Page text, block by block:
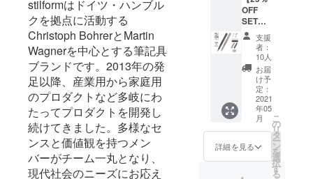
stilformはドイツ・ハンブル
クを拠点に活動する
Christoph BohrerとMartin
Wagnerを中⼼とする筆記具
ブランドです。2013年の発
⾜以降、産業⽤から家庭⽤
のプロダクトなど多岐にわ
たってプロダクトを開発し
続けてきました。多様なセ
ンスと価値観を持つメン
バーがチーム⼀丸となり、
現代社会のニーズにお応え
より出
荷時期
が遅れ
る場合
があり
ます。
ポーチ
のカ
ラーは
２色か
らお選
びいた
だけま
す。 ※
木製ホ
ルダー
のカ
ラーは
らお選
びいた
年筆：
チタ
ン）の
カラー
は２色
からお
選びい
ただけ
ます。
※専用ク
リップ
のカ
ラーは
ザー
ポーチ×
１、木
製ホル
ダー×
１、
ベース
（チタ
ン）×１
（販売
予定価
格
48,950
OFF
SET
割】
stilform
INK
Titaniu
mコン
プリー
トセッ
stilform
INK
Titaniu
m（万
年筆：
支援
者：
10人
お届
け予
定：
2021
年05
月
詳細を見る
こ
の
リ
タ
ー
ン
を
選
択
す
る